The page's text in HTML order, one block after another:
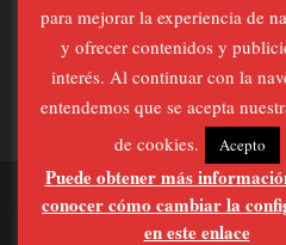
Página Realizada por
para mejorar la experiencia de
y ofrecer contenidos y
interés. Al continuar con la
entendemos que se acepta
de cookies.
Acepto
Puede obtener más
conocer cómo cambiar la
en este enlace